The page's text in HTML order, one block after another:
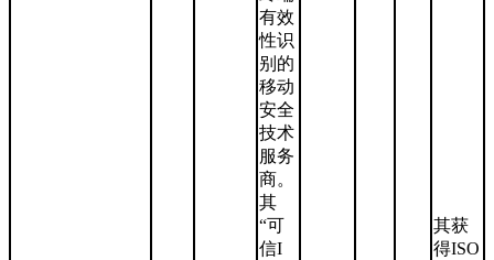
有效
性识
别的
移动
安全
技术
服务
商。
其
“可
信I
其获
得ISO